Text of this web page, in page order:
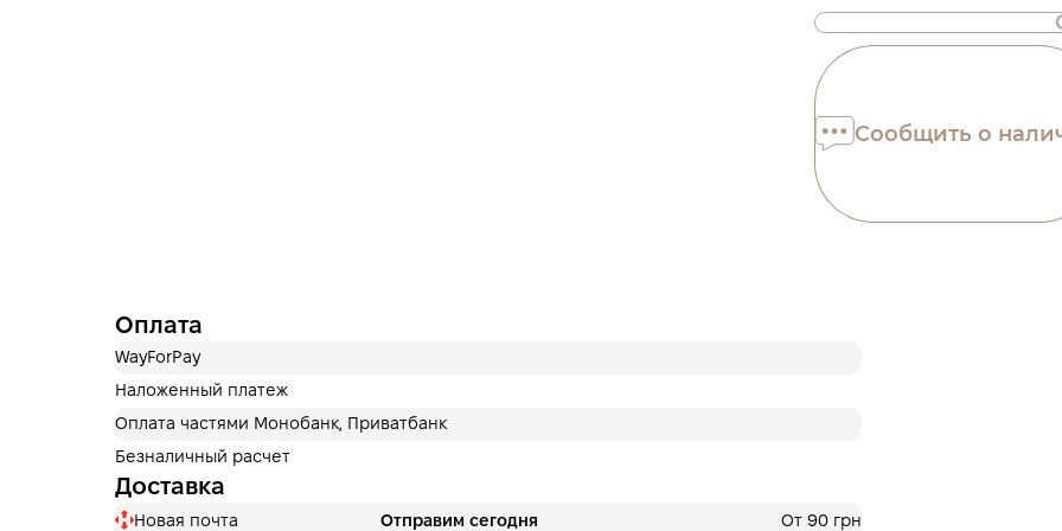
Также доступна
ПриватБанка
платежа. Без
комиссий для
Количество
Сообщить о
Оплата
WayForPay
Наложенный платеж
Оплата частями Монобанк, Приватбанк
Безналичный расчет
Доставка
Новая почта Отправим сегодня От 90 грн